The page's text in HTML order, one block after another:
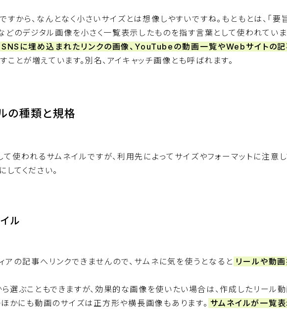
すから、なんとなく小さいサイズとは想像しやすいですね。もともとは、「要
どのデジタル画像を小さく一覧表示したものを指す言葉として使われてい
SNSに埋め込まれたリンクの画像、YouTubeの動画一覧やWebサイトの
ことが増えています。別名、アイキャッチ画像とも呼ばれます。
の種類と規格
使われるサムネイルですが、利用先によってサイズやフォーマットに注意
てください。
ル
の記事へリンクできませんので、サムネに気を使うとなると リールや動
選ぶこともできますが、効果的な画像を使いたい場合は、作成したリール
かにも動画のサイズは正方形や横長画像もあります。 サムネイルが一覧